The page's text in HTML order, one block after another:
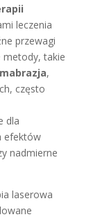
leczenia
przewagi
metody, takie
,
często
dla
efektów
nadmierne
laserowa